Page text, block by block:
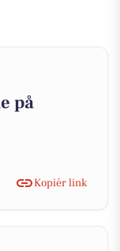
på
Kopiér link